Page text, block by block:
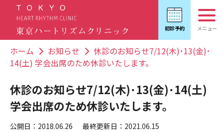
ホーム お知らせ
休診のお知らせ7/12(木)･13(金)･
14(土) 学会出席のため休診いたします。
休診のお知らせ7/12(木)･13(金)･14(土)
学会出席のため休診いたします。
公開日：2018.06.26 最終更新日：2021.06.15